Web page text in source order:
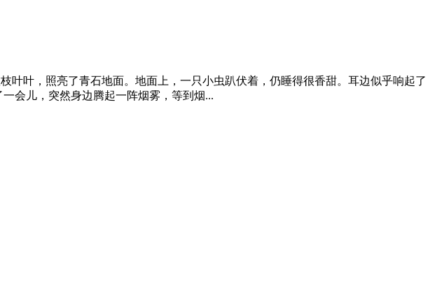
叶叶，照亮了青石地面。地面上，一只小虫趴伏着，仍睡得很香甜。耳边似乎响起了
会儿，突然身边腾起一阵烟雾，等到烟...